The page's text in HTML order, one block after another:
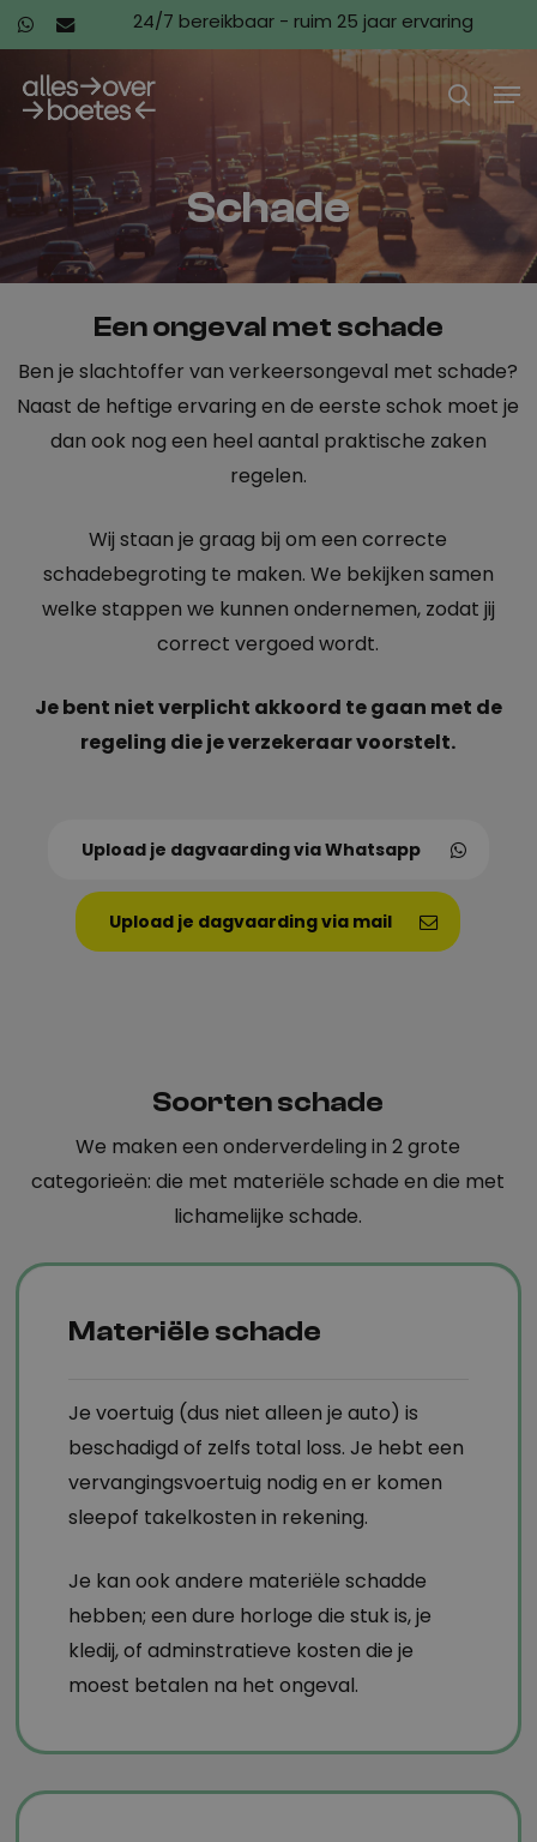
Skip
to
main
content
whatsapp
email
24/7 bereikbaar - ruim 25 jaar ervaring
search
Schade
Een ongeval met schade
Ben je slachtoffer van verkeersongeval met schade?
Naast de heftige ervaring en de eerste schok moet je
dan ook nog een heel aantal praktische zaken
regelen.
Wij staan je graag bij om een correcte
schadebegroting te maken. We bekijken samen
welke stappen we kunnen ondernemen, zodat jij
correct vergoed wordt.
Je bent niet verplicht akkoord te gaan met de
regeling die je verzekeraar voorstelt.
Upload je dagvaarding via Whatsapp
Upload je dagvaarding via mail
Soorten schade
We maken een onderverdeling in 2 grote
categorieën: die met materiële schade en die met
lichamelijke schade.
Materiële schade
Je voertuig (dus niet alleen je auto) is
beschadigd of zelfs total loss. Je hebt een
vervangingsvoertuig nodig en er komen
sleepof takelkosten in rekening.
Je kan ook andere materiële schadde
hebben; een dure horloge die stuk is, je
kledij, of adminstratieve kosten die je
moest betalen na het ongeval.
Close
Menu